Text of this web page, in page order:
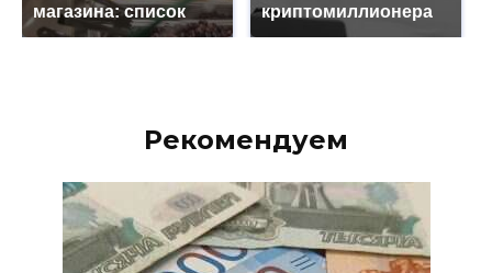
магазина: список криптомиллионера
Рекомендуем